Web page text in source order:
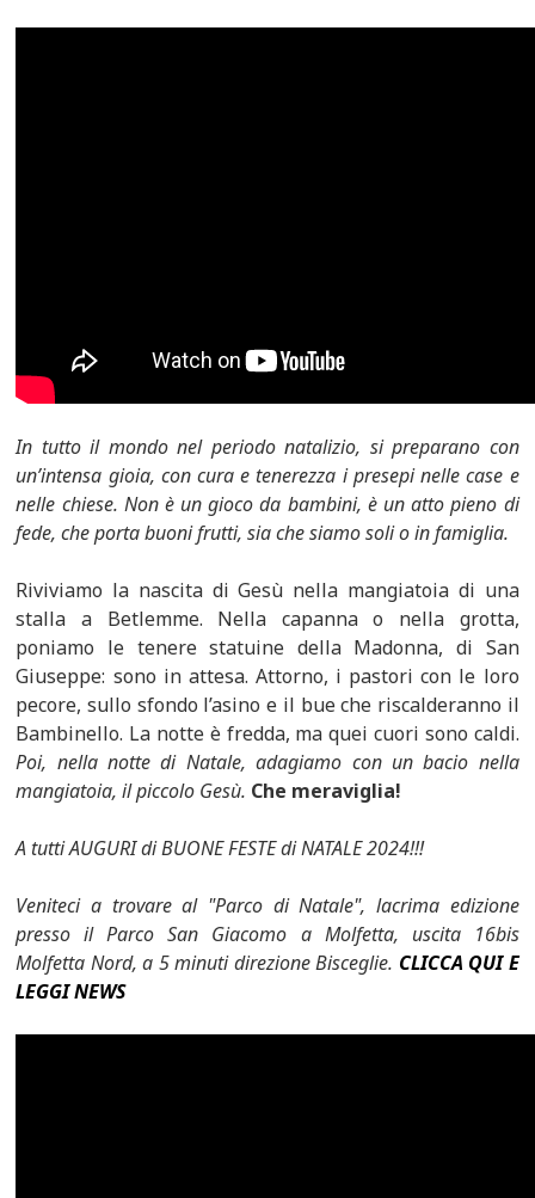
In tutto il mondo nel periodo natalizio, si preparano con
un’intensa gioia, con cura e tenerezza i presepi nelle case e
nelle chiese. Non è un gioco da bambini, è un atto pieno di
fede, che porta buoni frutti, sia che siamo soli o in famiglia.
Riviviamo la nascita di Gesù nella mangiatoia di una
stalla a Betlemme. Nella capanna o nella grotta,
poniamo le tenere statuine della Madonna, di San
Giuseppe: sono in attesa. Attorno, i pastori con le loro
pecore, sullo sfondo l’asino e il bue che riscalderanno il
Bambinello. La notte è fredda, ma quei cuori sono caldi.
Poi, nella notte di Natale, adagiamo con un bacio nella
mangiatoia, il piccolo Gesù. Che meraviglia!
A tutti AUGURI di BUONE FESTE di NATALE 2024!!!
Veniteci a trovare al "Parco di Natale", lacrima edizione
presso il Parco San Giacomo a Molfetta, uscita 16bis
Molfetta Nord, a 5 minuti direzione Bisceglie. CLICCA QUI E
LEGGI NEWS